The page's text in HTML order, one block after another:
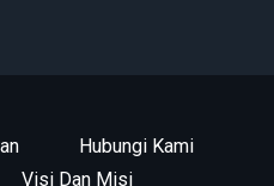
Hubungi Kami
Visi Dan Misi